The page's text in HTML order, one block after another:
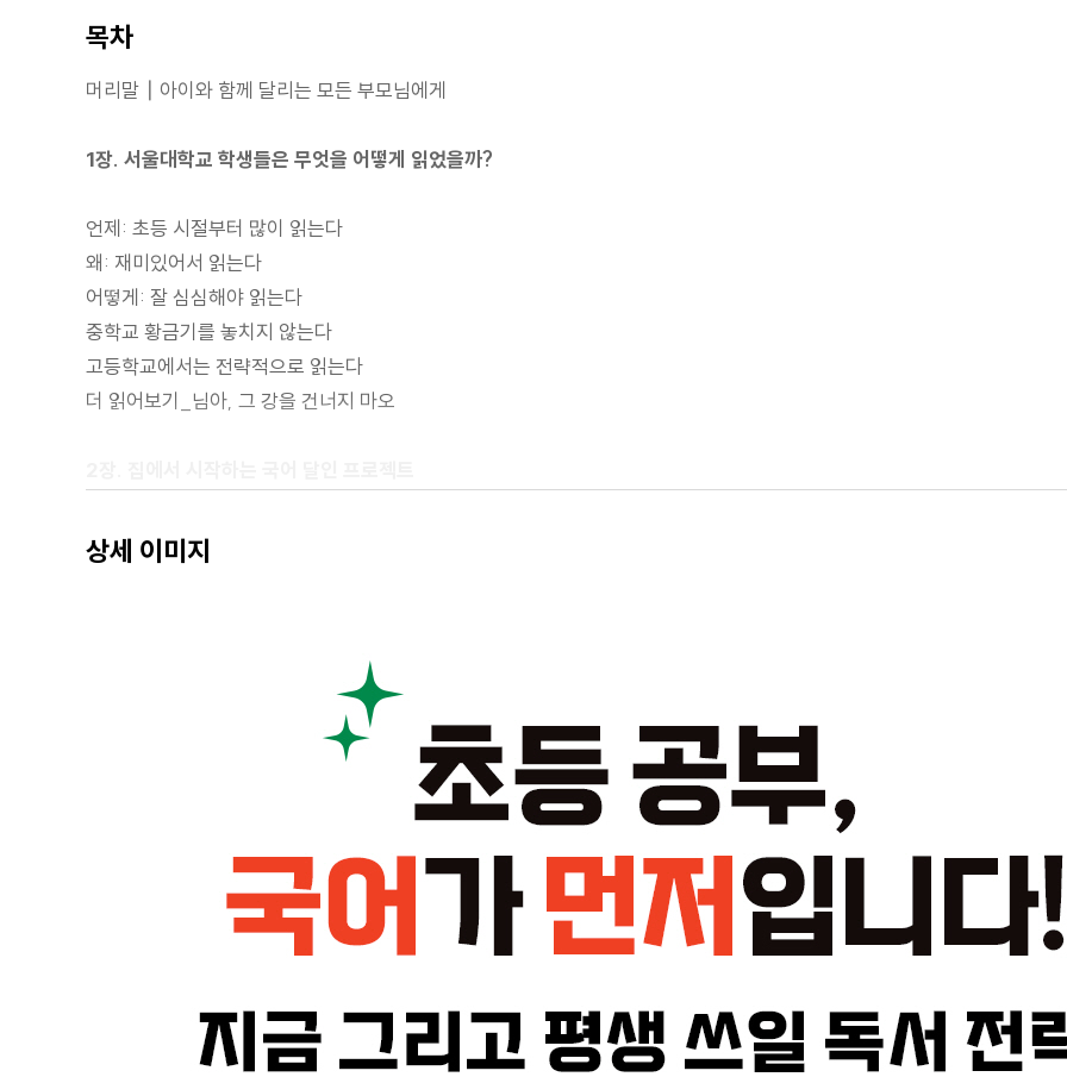
목차
머리말┃아이와 함께 달리는 모든 부모님에게
1장. 서울대학교 학생들은 무엇을 어떻게 읽었을까?
언제: 초등 시절부터 많이 읽는다
왜: 재미있어서 읽는다
어떻게: 잘 심심해야 읽는다
중학교 황금기를 놓치지 않는다
고등학교에서는 전략적으로 읽는다
더 읽어보기_님아, 그 강을 건너지 마오
트렌드, 파악은 하되 따르지는 말자
더 읽어보기_전자책과 웹 소설은 효과가 있을까?
어휘력 키우는 독서의 조건
안 보이는 단어, 추상어와 개념어에 집중하기
더 읽어보기_동시는 언제 어떻게 접하게 할까?
상세 이미지